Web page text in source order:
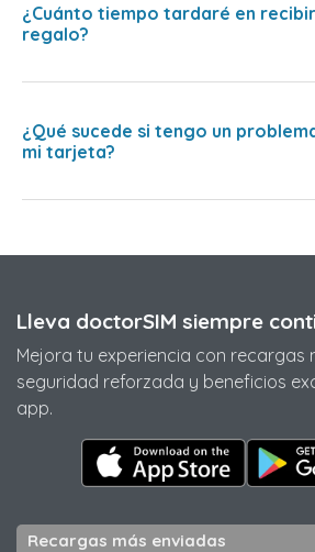
¿Cuánto tiempo tardaré en
regalo?
¿Qué sucede si tengo un
mi tarjeta?
Lleva doctorSIM siempre
Mejora tu experiencia con recargas
seguridad reforzada y beneficios
app.
Recargas más enviadas